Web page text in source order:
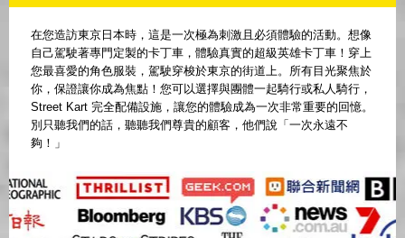
在您造訪東京日本時，這是一次極為刺激且必須體驗的活動。想像
自己駕駛著專門定製的卡丁車，體驗真實的超級英雄卡丁車！穿上
您最喜愛的角色服裝，駕駛穿梭於東京的街道上。所有目光聚焦於
你，保證讓你成為焦點！您可以選擇與團體一起騎行或私人騎行，
Street Kart 完全配備設施，讓您的體驗成為一次非常重要的回憶。
別只聽我們的話，聽聽我們尊貴的顧客，他們說「一次永遠不
夠！」